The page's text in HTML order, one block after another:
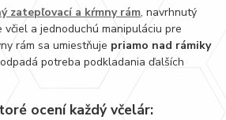
zatepľovací a kŕmny rám, navrhnutý
a jednoduchú manipuláciu pre
rám sa umiestňuje priamo nad rámiky
potreba podkladania ďalších
ocení každý včelár: